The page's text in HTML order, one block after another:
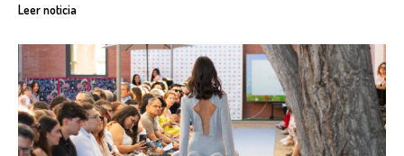
Leer noticia